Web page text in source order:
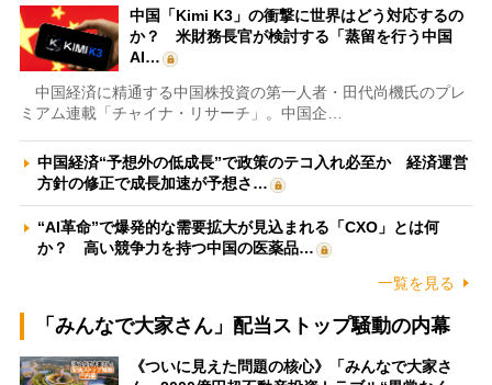
中国「Kimi K3」の衝撃に世界はどう対応するの
か？ 米財務長官が検討する「蒸留を行う中国
AI…
中国経済に精通する中国株投資の第一人者・田代尚機氏のプレ
ミアム連載「チャイナ・リサーチ」。中国企…
中国経済“予想外の低成長”で政策のテコ入れ必至か 経済運営
方針の修正で成長加速が予想さ…
“AI革命”で爆発的な需要拡大が見込まれる「CXO」とは何
か？ 高い競争力を持つ中国の医薬品…
一覧を見る
「みんなで大家さん」配当ストップ騒動の内幕
《ついに見えた問題の核心》「みんなで大家さ